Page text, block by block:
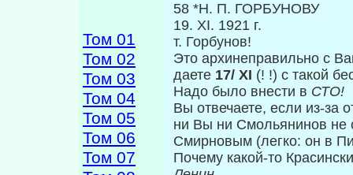
Том 01
Том 02
Том 03
Том 04
Том 05
Том 06
Том 07
58 *Н. П. ГОРБУНОВУ
19. XI. 1921 г.
т. Горбунов!
Это архинеправильно с
даете 17/ XI (! !) с такой
Надо было внести в СТО!
Вы отвечаете, если из-за
ни Вы ни Смольянинов не
Смирновым (легко: он в
Почему какой-то